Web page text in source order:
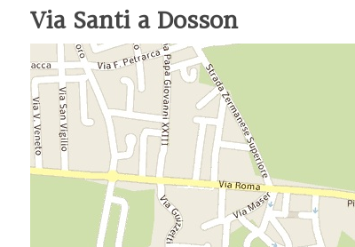
Via Santi a Dosson